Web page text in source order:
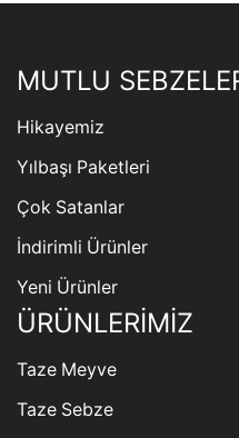
MUTLU
Hikayemiz
Yılbaşı Paketleri
Çok Satanlar
İndirimli Ürünler
Yeni Ürünler
ÜRÜNLERİMİZ
Taze Meyve
Taze Sebze